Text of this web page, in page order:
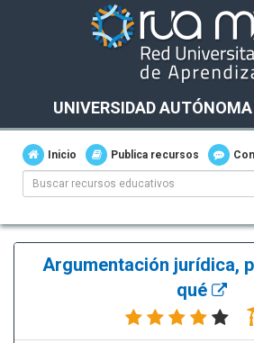
UNIVERSIDAD
Inicio Publica recursos
Argumentación jurídica,
qué